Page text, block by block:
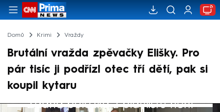
Domů Krimi Vraždy
Brutální vražda zpěvačky Elišky. Pro
pár tisíc ji podřízl otec tří dětí, pak si
koupil kytaru
Žádná položka z playlistu není